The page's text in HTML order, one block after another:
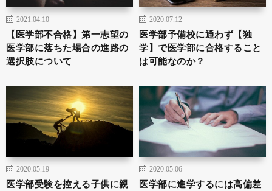
2021.04.10
【医学部不合格】第一志望の
医学部に落ちた場合の進路の
選択肢について
2020.07.12
医学部予備校に通わず【独
学】で医学部に合格すること
は可能なのか？
2020.05.19
医学部受験を控える子供に親
2020.05.06
医学部に進学するには高偏差